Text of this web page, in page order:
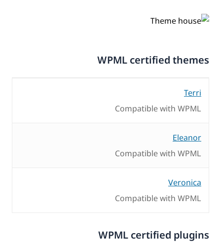
WPML certified themes
Terri
Compatible with WPML
Eleanor
Compatible with WPML
Veronica
Compatible with WPML
WPML certified plugins